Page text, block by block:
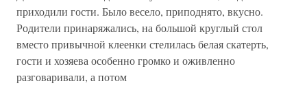
приходили гости. Было весело, приподнято, вкусно.
Родители принаряжались, на большой круглый стол
вместо привычной клеенки стелилась белая скатерть,
гости и хозяева особенно громко и оживленно
разговаривали, а потом